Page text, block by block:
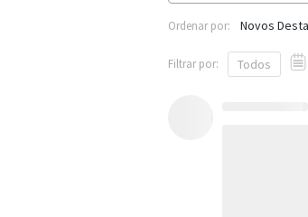
Ordenar por: Novos
Filtrar por: Todos